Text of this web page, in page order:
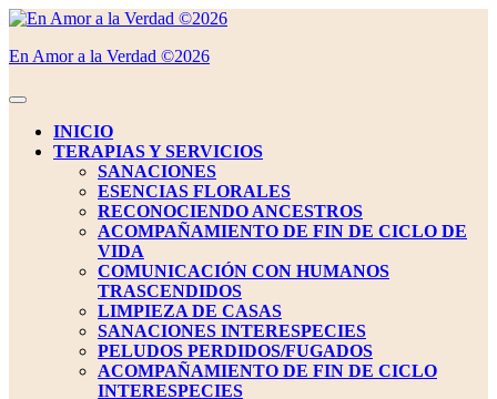
Saltar
contenido
al
En Amor a la Verdad ©2026
Botón
aperturaINICIO
TERAPIAS Y SERVICIOS
SANACIONES
ESENCIAS FLORALES
RECONOCIENDO ANCESTROS
ACOMPAÑAMIENTO DE FIN DE CICLO DE
VIDA
COMUNICACIÓN CON HUMANOS
TRASCENDIDOS
LIMPIEZA DE CASAS
SANACIONES INTERESPECIES
PELUDOS PERDIDOS/FUGADOS
ACOMPAÑAMIENTO DE FIN DE CICLO
INTERESPECIES